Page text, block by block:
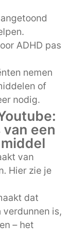
ADHD pas
nemen
of
nodig.
een
van
Hier zie je
dat
is,
– het